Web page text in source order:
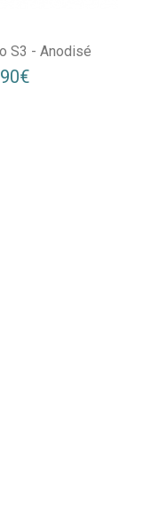
S3 - Anodisé